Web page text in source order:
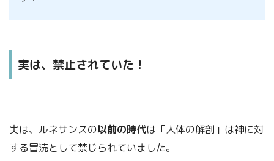
実は、禁止されていた！
実は、ルネサンスの以前の時代は「人体の解剖」は神に対
する冒涜として禁じられていました。